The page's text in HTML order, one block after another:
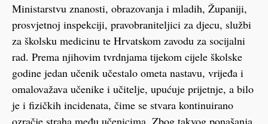
Ministarstvu znanosti, obrazovanja i mladih, Županiji,
prosvjetnoj inspekciji, pravobraniteljici za djecu, službi
za školsku medicinu te Hrvatskom zavodu za socijalni
rad. Prema njihovim tvrdnjama tijekom cijele školske
godine jedan učenik učestalo ometa nastavu, vrijeđa i
omalovažava učenike i učitelje, upućuje prijetnje, a bilo
je i fizičkih incidenata, čime se stvara kontinuirano
ozračje straha među učenicima. Zbog takvog ponašanja